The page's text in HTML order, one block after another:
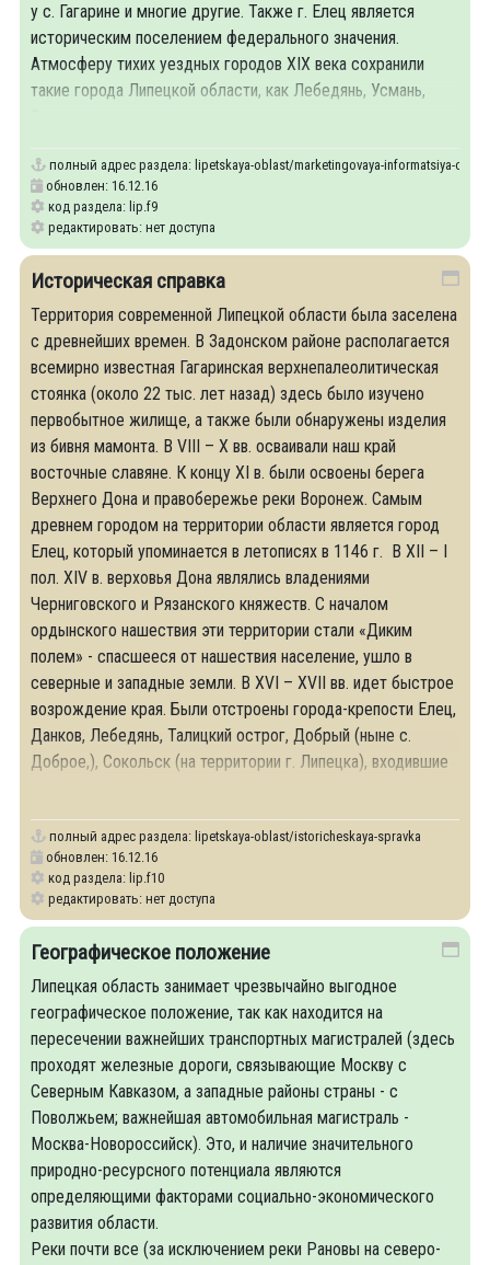
у с. Гагарине и многие другие. Также г. Елец является
историческим поселением федерального значения.
Атмосферу тихих уездных городов XIX века сохранили
такие города Липецкой области, как Лебедянь, Усмань,
полный адрес раздела: lipetskaya-oblast/marketingovaya-informatsiya-o-
обновлен: 16.12.16
код раздела: lip.f9
редактировать: нет доступа
Историческая справка
Территория современной Липецкой области была заселена
с древнейших времен. В Задонском районе располагается
всемирно известная Гагаринская верхнепалеолитическая
стоянка (около 22 тыс. лет назад) здесь было изучено
первобытное жилище, а также были обнаружены изделия
из бивня мамонта. В VIII – X вв. осваивали наш край
восточные славяне. К концу XI в. были освоены берега
Верхнего Дона и правобережье реки Воронеж. Самым
древнем городом на территории области является город
Елец, который упоминается в летописях в 1146 г. В XII – I
пол. XIV в. верховья Дона являлись владениями
Черниговского и Рязанского княжеств. С началом
ордынского нашествия эти территории стали «Диким
полем» - спасшееся от нашествия население, ушло в
северные и западные земли. В XVI – XVII вв. идет быстрое
возрождение края. Были отстроены города-крепости Елец,
Данков, Лебедянь, Талицкий острог, Добрый (ныне с.
Доброе,), Сокольск (на территории г. Липецка), входившие
полный адрес раздела: lipetskaya-oblast/istoricheskaya-spravka
обновлен: 16.12.16
код раздела: lip.f10
редактировать: нет доступа
Географическое положение
Липецкая область занимает чрезвычайно выгодное
географическое положение, так как находится на
пересечении важнейших транспортных магистралей (здесь
проходят железные дороги, связывающие Москву с
Северным Кавказом, а западные районы страны - с
Поволжьем; важнейшая автомобильная магистраль -
Москва-Новороссийск). Это, и наличие значительного
природно-ресурсного потенциала являются
определяющими факторами социально-экономического
развития области.
Реки почти все (за исключением реки Рановы на северо-